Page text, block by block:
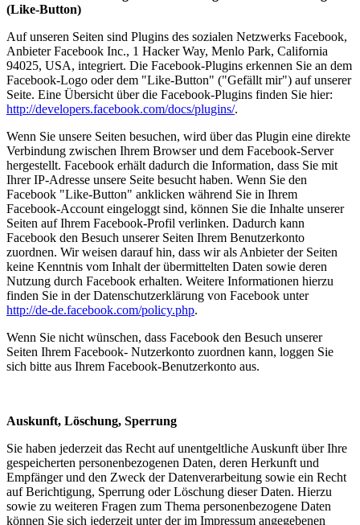
(Like-Button)
Auf unseren Seiten sind Plugins des sozialen Netzwerks Facebook,
Anbieter Facebook Inc., 1 Hacker Way, Menlo Park, California
94025, USA, integriert. Die Facebook-Plugins erkennen Sie an dem
Facebook-Logo oder dem "Like-Button" ("Gefällt mir") auf unserer
Seite. Eine Übersicht über die Facebook-Plugins finden Sie hier:
http://developers.facebook.com/docs/plugins/.
Wenn Sie unsere Seiten besuchen, wird über das Plugin eine direkte
Verbindung zwischen Ihrem Browser und dem Facebook-Server
hergestellt. Facebook erhält dadurch die Information, dass Sie mit
Ihrer IP-Adresse unsere Seite besucht haben. Wenn Sie den
Facebook "Like-Button" anklicken während Sie in Ihrem
Facebook-Account eingeloggt sind, können Sie die Inhalte unserer
Seiten auf Ihrem Facebook-Profil verlinken. Dadurch kann
Facebook den Besuch unserer Seiten Ihrem Benutzerkonto
zuordnen. Wir weisen darauf hin, dass wir als Anbieter der Seiten
keine Kenntnis vom Inhalt der übermittelten Daten sowie deren
Nutzung durch Facebook erhalten. Weitere Informationen hierzu
finden Sie in der Datenschutzerklärung von Facebook unter
http://de-de.facebook.com/policy.php.
Wenn Sie nicht wünschen, dass Facebook den Besuch unserer
Seiten Ihrem Facebook- Nutzerkonto zuordnen kann, loggen Sie
sich bitte aus Ihrem Facebook-Benutzerkonto aus.
Auskunft, Löschung, Sperrung
Sie haben jederzeit das Recht auf unentgeltliche Auskunft über Ihre
gespeicherten personenbezogenen Daten, deren Herkunft und
Empfänger und den Zweck der Datenverarbeitung sowie ein Recht
auf Berichtigung, Sperrung oder Löschung dieser Daten. Hierzu
sowie zu weiteren Fragen zum Thema personenbezogene Daten
können Sie sich jederzeit unter der im Impressum angegebenen